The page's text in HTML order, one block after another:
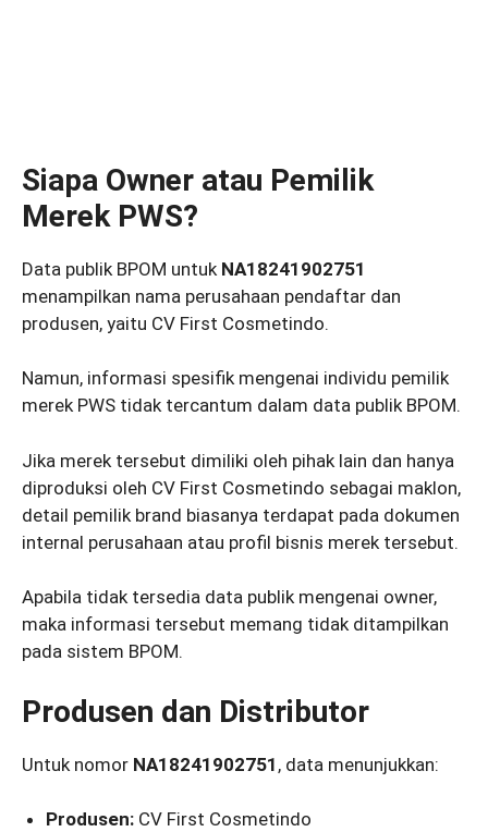
Siapa Owner atau Pemilik
Merek PWS?
Data publik BPOM untuk NA18241902751
menampilkan nama perusahaan pendaftar dan
produsen, yaitu CV First Cosmetindo.
Namun, informasi spesifik mengenai individu pemilik
merek PWS tidak tercantum dalam data publik BPOM.
Jika merek tersebut dimiliki oleh pihak lain dan hanya
diproduksi oleh CV First Cosmetindo sebagai maklon,
detail pemilik brand biasanya terdapat pada dokumen
internal perusahaan atau profil bisnis merek tersebut.
Apabila tidak tersedia data publik mengenai owner,
maka informasi tersebut memang tidak ditampilkan
pada sistem BPOM.
Produsen dan Distributor
Untuk nomor NA18241902751 , data menunjukkan:
Produsen: CV First Cosmetindo